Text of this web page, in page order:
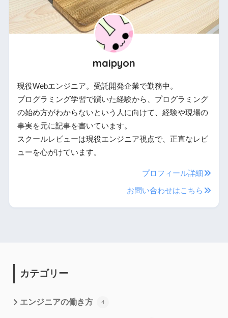
maipyon
現役Webエンジニア。受託開発企業で勤務中。
プログラミング学習で躓いた経験から、プログラミング
の始め方がわからないという人に向けて、経験や現場の
事実を元に記事を書いています。
スクールレビューは現役エンジニア視点で、正直なレビ
ューを心がけています。
プロフィール詳細
お問い合わせはこちら
カテゴリー
エンジニアの働き方 4